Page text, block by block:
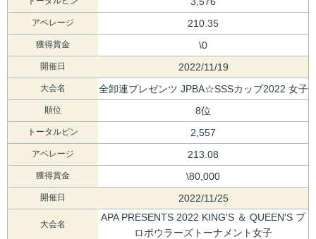
アベレージ 210.35
獲得賞金 \0
開催日 2022/11/19
大会名 全卸連プレゼンツ JPBA☆SSSカップ2022 女子
順位 8位
トータルピン 2,557
アベレージ 213.08
獲得賞金 \80,000
開催日 2022/11/25
大会名
APA PRESENTS 2022 KING'S ＆ QUEEN'S プ
ロボウラーズトーナメント女子